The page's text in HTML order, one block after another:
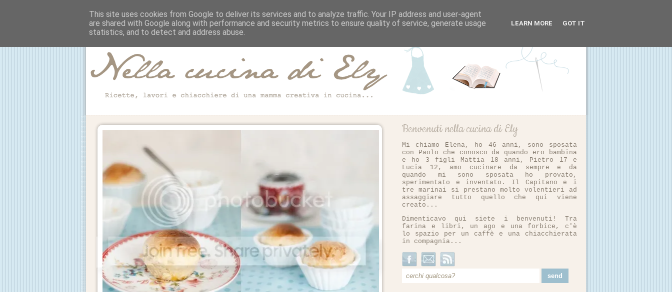
Benvenuti nella cucina di Ely
Mi chiamo Elena, ho 46 anni, sono sposata
con Paolo che conosco da quando ero bambina
e ho 3 figli Mattia 18 anni, Pietro 17 e
Lucia 12, amo cucinare da sempre e da
quando mi sono sposata ho provato,
sperimentato e inventato. Il Capitano e i
tre marinai si prestano molto volentieri ad
assaggiare tutto quello che qui viene
creato...
Dimenticavo qui siete i benvenuti! Tra
farina e libri, un ago e una forbice, c'è
lo spazio per un caffè e una chiacchierata
in compagnia...
This site uses cookies from Google to deliver its services and to analyze traffic. Your IP address and user-agent
are shared with Google along with performance and security metrics to ensure quality of service, generate usage
statistics, and to detect and address abuse.
LEARN MORE GOT IT